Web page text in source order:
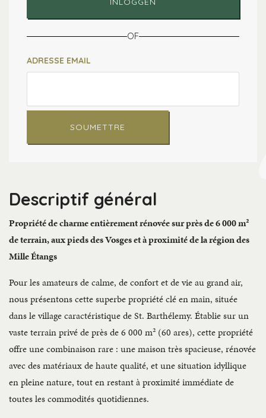
OF
ADRESSE EMAIL
SOUMETTRE
Descriptif général
Propriété de charme entièrement rénovée sur près de 6 000 m²
de terrain, aux pieds des Vosges et à proximité de la région des
Mille Étangs
Pour les amateurs de calme, de confort et de vie au grand air,
nous présentons cette superbe propriété clé en main, située
dans le village caractéristique de St. Barthélemy. Établie sur un
vaste terrain privé de près de 6 000 m² (60 ares), cette propriété
offre une combinaison rare : une maison très spacieuse, rénovée
avec des matériaux de haute qualité, et une situation idyllique
en pleine nature, tout en restant à proximité immédiate de
toutes les commodités quotidiennes.